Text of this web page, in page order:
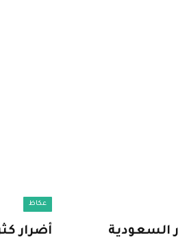
السعودية
عكاظ
أضرار